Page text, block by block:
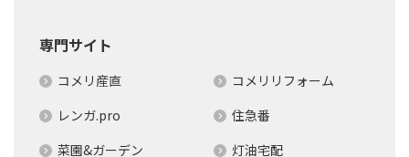
専門サイト
コメリ産直
コメリリフォーム
レンガ.pro
住急番
菜園&ガーデン
灯油宅配